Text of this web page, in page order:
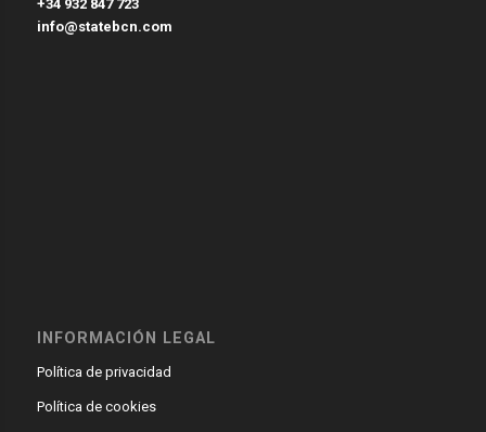
+34 932 847 723
info@statebcn.com
INFORMACIÓN LEGAL
Política de privacidad
Política de cookies